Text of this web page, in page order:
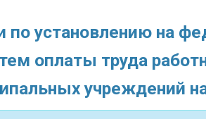
установлению на
оплаты труда
учреждений